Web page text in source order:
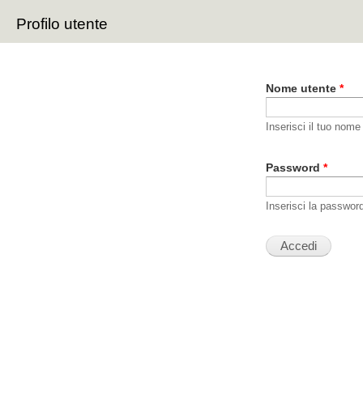
Profilo utente
Schede primarie
Nome utente *
Inserisci il tuo
Password *
Inserisci la